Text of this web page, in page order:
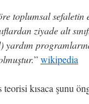
toplumsal sefaletin
ziyade alt
yardım
”wikipedia
teorisi kısaca şunu